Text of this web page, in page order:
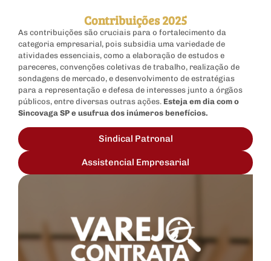
Contribuições 2025
As contribuições são cruciais para o fortalecimento da
categoria empresarial, pois subsidia uma variedade de
atividades essenciais, como a elaboração de estudos e
pareceres, convenções coletivas de trabalho, realização de
sondagens de mercado, e desenvolvimento de estratégias
para a representação e defesa de interesses junto a órgãos
públicos, entre diversas outras ações. Esteja em dia com o
Sincovaga SP e usufrua dos inúmeros benefícios.
Sindical Patronal
Assistencial Empresarial